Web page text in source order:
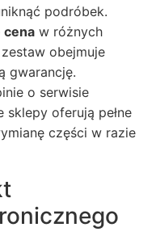
podróbek.
cena w różnych
obejmuje
gwarancję.
o serwisie
oferują pełne
części w razie